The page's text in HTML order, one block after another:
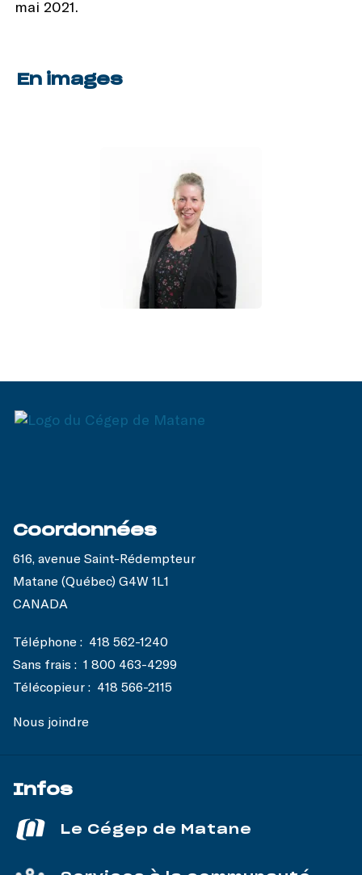
mai 2021.
En images
Coordonnées
616, avenue Saint-Rédempteur
Matane (Québec) G4W 1L1
CANADA
Téléphone : 418 562-1240
Sans frais : 1 800 463-4299
Télécopieur : 418 566-2115
Nous joindre
Infos
Le Cégep de Matane